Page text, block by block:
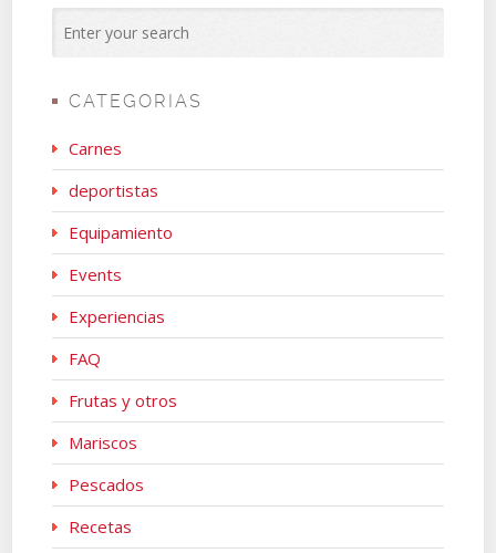
CATEGORIAS
Carnes
deportistas
Equipamiento
Events
Experiencias
FAQ
Frutas y otros
Mariscos
Pescados
Recetas